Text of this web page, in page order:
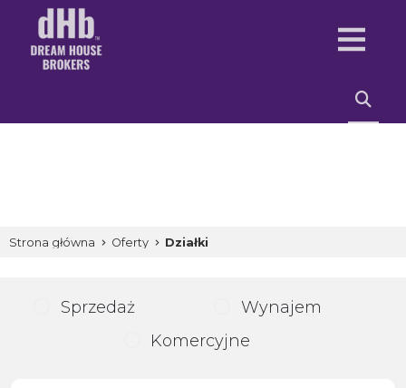
Strona główna Oferty Działki
Sprzedaż
Wynajem
Komercyjne